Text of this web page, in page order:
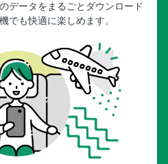
データをまるごとダウンロード
でも快適に楽しめます。